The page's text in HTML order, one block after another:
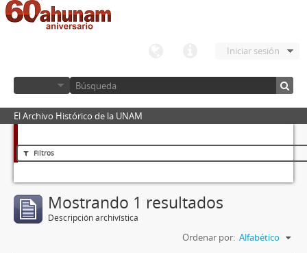
Iniciar sesión
El Archivo Histórico de la UNAM
Filtros
Mostrando 1 resultados
Descripción archivística
Ordenar por: Alfabético